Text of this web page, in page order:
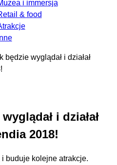
i immersja
& food
Inne
będzie wyglądał i działał
i działał
2018!
buduje kolejne atrakcje.